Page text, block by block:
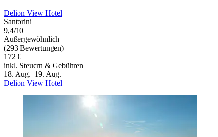
Delion View Hotel
Santorini
9,4/10
Außergewöhnlich
(293 Bewertungen)
172 €
inkl. Steuern & Gebühren
18. Aug.–19. Aug.
Delion View Hotel